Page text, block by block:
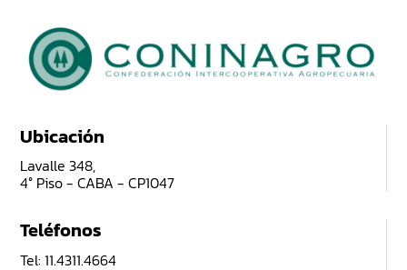
Ubicación
Lavalle 348,
4° Piso - CABA - CP1047
Teléfonos
Tel: 11.4311.4664